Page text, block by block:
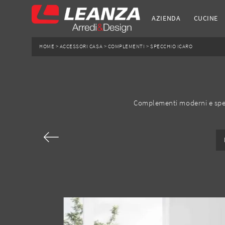
AZIENDA CUCINE
HOME > ACCESSORI CASA > COMPLEMENTI > SPECCHIO ICARO
Complementi moderni e